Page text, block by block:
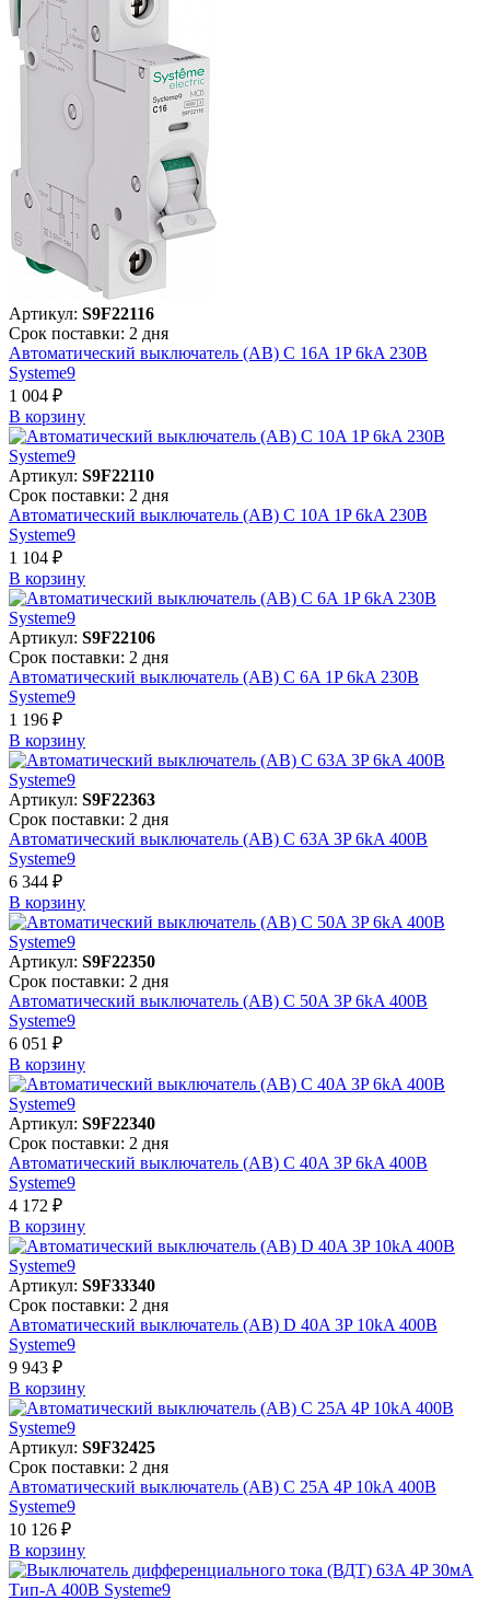
Артикул: S9F22116
Срок поставки: 2 дня
Автоматический выключатель (АВ) C 16A 1P 6kA 230В
Systeme9
1 004 ₽
В корзинy
Артикул: S9F22110
Срок поставки: 2 дня
Автоматический выключатель (АВ) C 10A 1P 6kA 230В
Systeme9
1 104 ₽
В корзинy
Артикул: S9F22106
Срок поставки: 2 дня
Автоматический выключатель (АВ) C 6A 1P 6kA 230В
Systeme9
1 196 ₽
В корзинy
Артикул: S9F22363
Срок поставки: 2 дня
Автоматический выключатель (АВ) C 63A 3P 6kA 400В
Systeme9
6 344 ₽
В корзинy
Артикул: S9F22350
Срок поставки: 2 дня
Автоматический выключатель (АВ) C 50A 3P 6kA 400В
Systeme9
6 051 ₽
В корзинy
Артикул: S9F22340
Срок поставки: 2 дня
Автоматический выключатель (АВ) C 40A 3P 6kA 400В
Systeme9
4 172 ₽
В корзинy
Артикул: S9F33340
Срок поставки: 2 дня
Автоматический выключатель (АВ) D 40A 3P 10kA 400В
Systeme9
9 943 ₽
В корзинy
Артикул: S9F32425
Срок поставки: 2 дня
Автоматический выключатель (АВ) C 25A 4P 10kA 400В
Systeme9
10 126 ₽
В корзинy